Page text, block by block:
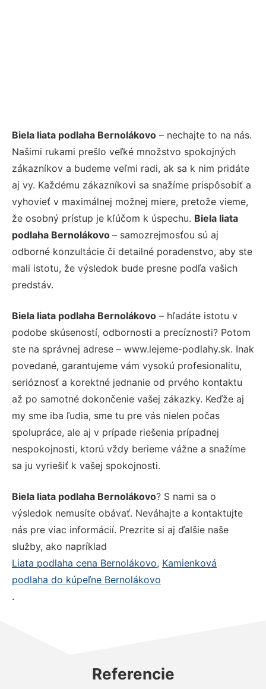
Biela liata podlaha Bernolákovo – nechajte to na nás.
Našimi rukami prešlo veľké množstvo spokojných
zákazníkov a budeme veľmi radi, ak sa k nim pridáte
aj vy. Každému zákazníkovi sa snažíme prispôsobiť a
vyhovieť v maximálnej možnej miere, pretože vieme,
že osobný prístup je kľúčom k úspechu. Biela liata
podlaha Bernolákovo – samozrejmosťou sú aj
odborné konzultácie či detailné poradenstvo, aby ste
mali istotu, že výsledok bude presne podľa vašich
predstáv.
Biela liata podlaha Bernolákovo – hľadáte istotu v
podobe skúseností, odbornosti a precíznosti? Potom
ste na správnej adrese – www.lejeme-podlahy.sk. Inak
povedané, garantujeme vám vysokú profesionalitu,
serióznosť a korektné jednanie od prvého kontaktu
až po samotné dokončenie vašej zákazky. Keďže aj
my sme iba ľudia, sme tu pre vás nielen počas
spolupráce, ale aj v prípade riešenia prípadnej
nespokojnosti, ktorú vždy berieme vážne a snažíme
sa ju vyriešiť k vašej spokojnosti.
Biela liata podlaha Bernolákovo? S nami sa o
výsledok nemusíte obávať. Neváhajte a kontaktujte
nás pre viac informácií. Prezrite si aj ďalšie naše
služby, ako napríklad
Liata podlaha cena Bernolákovo, Kamienková
podlaha do kúpeľne Bernolákovo
.
Referencie